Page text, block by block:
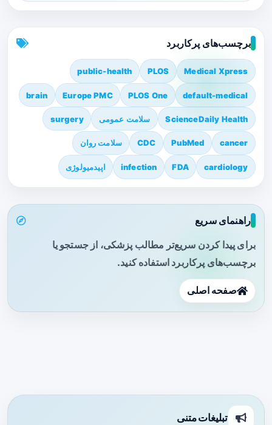
برچسب‌های پرکاربرد
Medical Xpress
PLOS
public-health
default-medical
PLOS One
Europe PMC
brain
ScienceDaily Health سلامت عمومی surgery
cancer
PubMed
CDC سلامت روان
cardiology
FDA
infection اپیدمیولوژی
راهنمای سریع
برای پیدا کردن سریع‌تر مطالب پزشکی، از جستجو یا
برچسب‌های پرکاربرد استفاده کنید.
صفحه اصلی
تبلیغات متنی